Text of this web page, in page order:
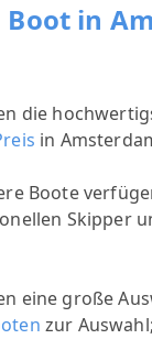
Boot in
die
in
Boote
Skipper
eine große
zur Auswahl;